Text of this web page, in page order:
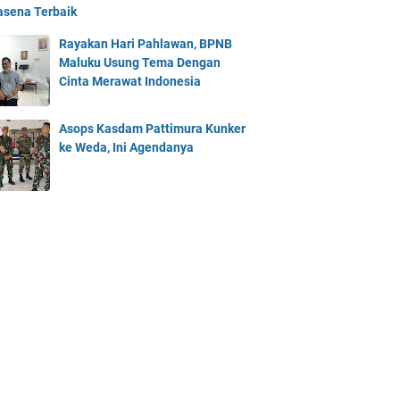
Terbaik
Rayakan Hari Pahlawan, BPNB
Maluku Usung Tema Dengan
Cinta Merawat Indonesia
Asops Kasdam Pattimura Kunker
ke Weda, Ini Agendanya